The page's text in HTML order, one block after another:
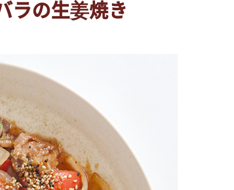
レッシング
の爪
ラの生姜焼き